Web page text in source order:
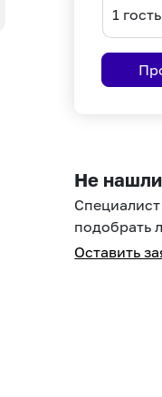
forward
interact
with
select
a
date.
the
Не
подобрать
Оставить